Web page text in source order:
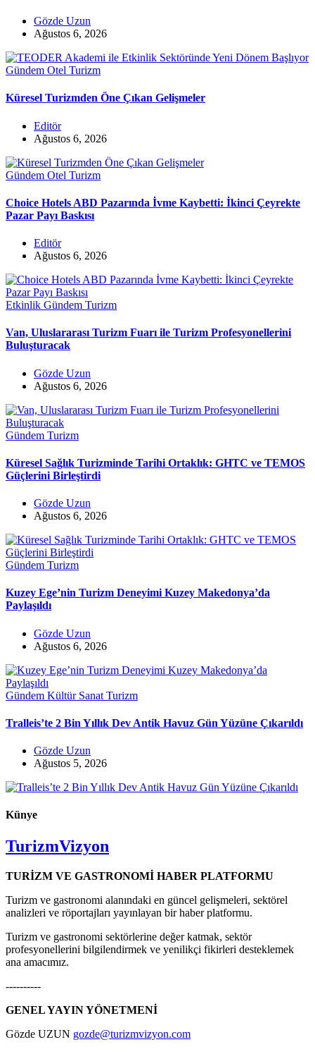
Gözde Uzun
Ağustos 6, 2026
Gündem Otel Turizm
Küresel Turizmden Öne Çıkan Gelişmeler
Editör
Ağustos 6, 2026
Gündem Otel Turizm
Choice Hotels ABD Pazarında İvme Kaybetti: İkinci Çeyrekte
Pazar Payı Baskısı
Editör
Ağustos 6, 2026
Etkinlik Gündem Turizm
Van, Uluslararası Turizm Fuarı ile Turizm Profesyonellerini
Buluşturacak
Gözde Uzun
Ağustos 6, 2026
Gündem Turizm
Küresel Sağlık Turizminde Tarihi Ortaklık: GHTC ve TEMOS
Güçlerini Birleştirdi
Gözde Uzun
Ağustos 6, 2026
Gündem Turizm
Kuzey Ege’nin Turizm Deneyimi Kuzey Makedonya’da
Paylaşıldı
Gözde Uzun
Ağustos 6, 2026
Gündem Kültür Sanat Turizm
Tralleis’te 2 Bin Yıllık Dev Antik Havuz Gün Yüzüne Çıkarıldı
Gözde Uzun
Ağustos 5, 2026
Künye
TurizmVizyon
TURİZM VE GASTRONOMİ HABER PLATFORMU
Turizm ve gastronomi alanındaki en güncel gelişmeleri, sektörel
analizleri ve röportajları yayınlayan bir haber platformu.
Turizm ve gastronomi sektörlerine değer katmak, sektör
profesyonellerini bilgilendirmek ve yenilikçi fikirleri desteklemek
ana amacımız.
----------
GENEL YAYIN YÖNETMENİ
Gözde UZUN gozde@turizmvizyon.com